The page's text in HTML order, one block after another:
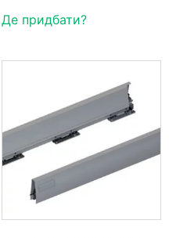
Де придбати?